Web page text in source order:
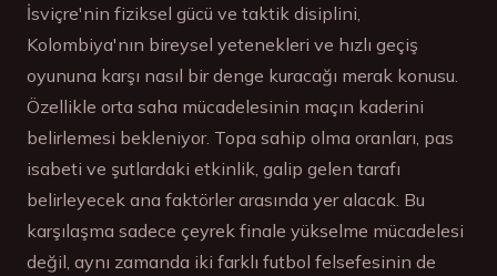
İsviçre'nin fiziksel gücü ve taktik disiplini,
Kolombiya'nın bireysel yetenekleri ve hızlı geçiş
oyununa karşı nasıl bir denge kuracağı merak konusu.
Özellikle orta saha mücadelesinin maçın kaderini
belirlemesi bekleniyor. Topa sahip olma oranları, pas
isabeti ve şutlardaki etkinlik, galip gelen tarafı
belirleyecek ana faktörler arasında yer alacak. Bu
karşılaşma sadece çeyrek finale yükselme mücadelesi
değil, aynı zamanda iki farklı futbol felsefesinin de